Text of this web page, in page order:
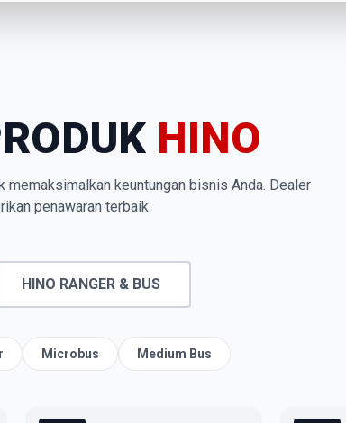
HINO
memaksimalkan keuntungan bisnis Anda. Dealer
penawaran terbaik.
HINO RANGER & BUS
Microbus Medium Bus